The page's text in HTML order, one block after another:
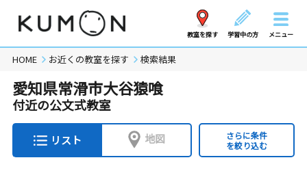
教室を探す 学習中の方 メニュー
HOME お近くの教室を探す 検索結果
愛知県常滑市大谷猿喰
付近の公文式教室
リスト 地図
さらに条件
を絞り込む